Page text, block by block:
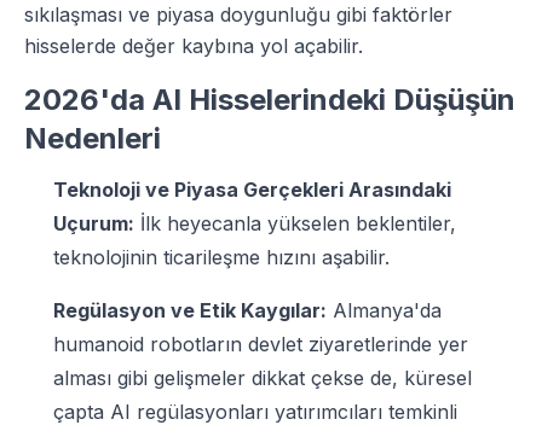
sıkılaşması ve piyasa doygunluğu gibi faktörler
hisselerde değer kaybına yol açabilir.
2026'da AI Hisselerindeki Düşüşün
Nedenleri
Teknoloji ve Piyasa Gerçekleri Arasındaki
Uçurum: İlk heyecanla yükselen beklentiler,
teknolojinin ticarileşme hızını aşabilir.
Regülasyon ve Etik Kaygılar: Almanya'da
humanoid robotların devlet ziyaretlerinde yer
alması gibi gelişmeler dikkat çekse de, küresel
çapta AI regülasyonları yatırımcıları temkinli